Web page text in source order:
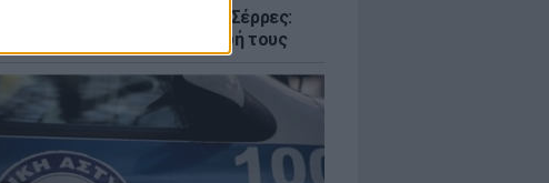
Τροχαίο με δύο νεκρούς στις Σέρρες:
Μητέρα και γιος έχασαν τη ζωή τους